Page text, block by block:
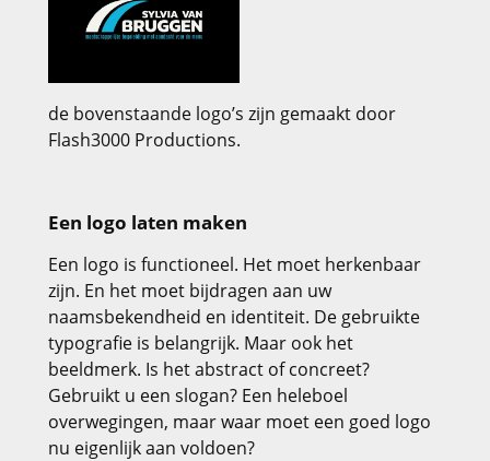
de bovenstaande logo’s zijn gemaakt door
Flash3000 Productions.
Een logo laten maken
Een logo is functioneel. Het moet herkenbaar
zijn. En het moet bijdragen aan uw
naamsbekendheid en identiteit. De gebruikte
typografie is belangrijk. Maar ook het
beeldmerk. Is het abstract of concreet?
Gebruikt u een slogan? Een heleboel
overwegingen, maar waar moet een goed logo
nu eigenlijk aan voldoen?